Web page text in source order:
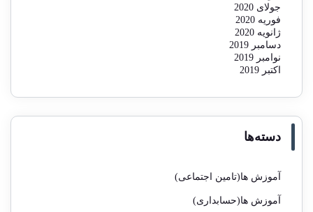
جولای 2020
فوریه 2020
ژانویه 2020
دسامبر 2019
نوامبر 2019
اکتبر 2019
دسته‌ها
آموزش ها(تامین اجتماعی)
آموزش ها(حسابداری)